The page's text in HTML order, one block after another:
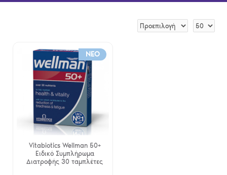
NEO
Vitabiotics Wellman 50+
Ειδικό Συμπλήρωμα
Διατροφής 30 ταμπλέτες